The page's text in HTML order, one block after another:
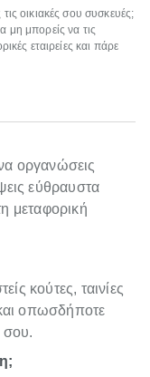
οικιακές σου συσκευές;
μη μπορείς να τις
εταιρείες και πάρε
οργανώσεις
εύθραυστα
μεταφορική
κούτες, ταινίες
οπωσδήποτε
σου.